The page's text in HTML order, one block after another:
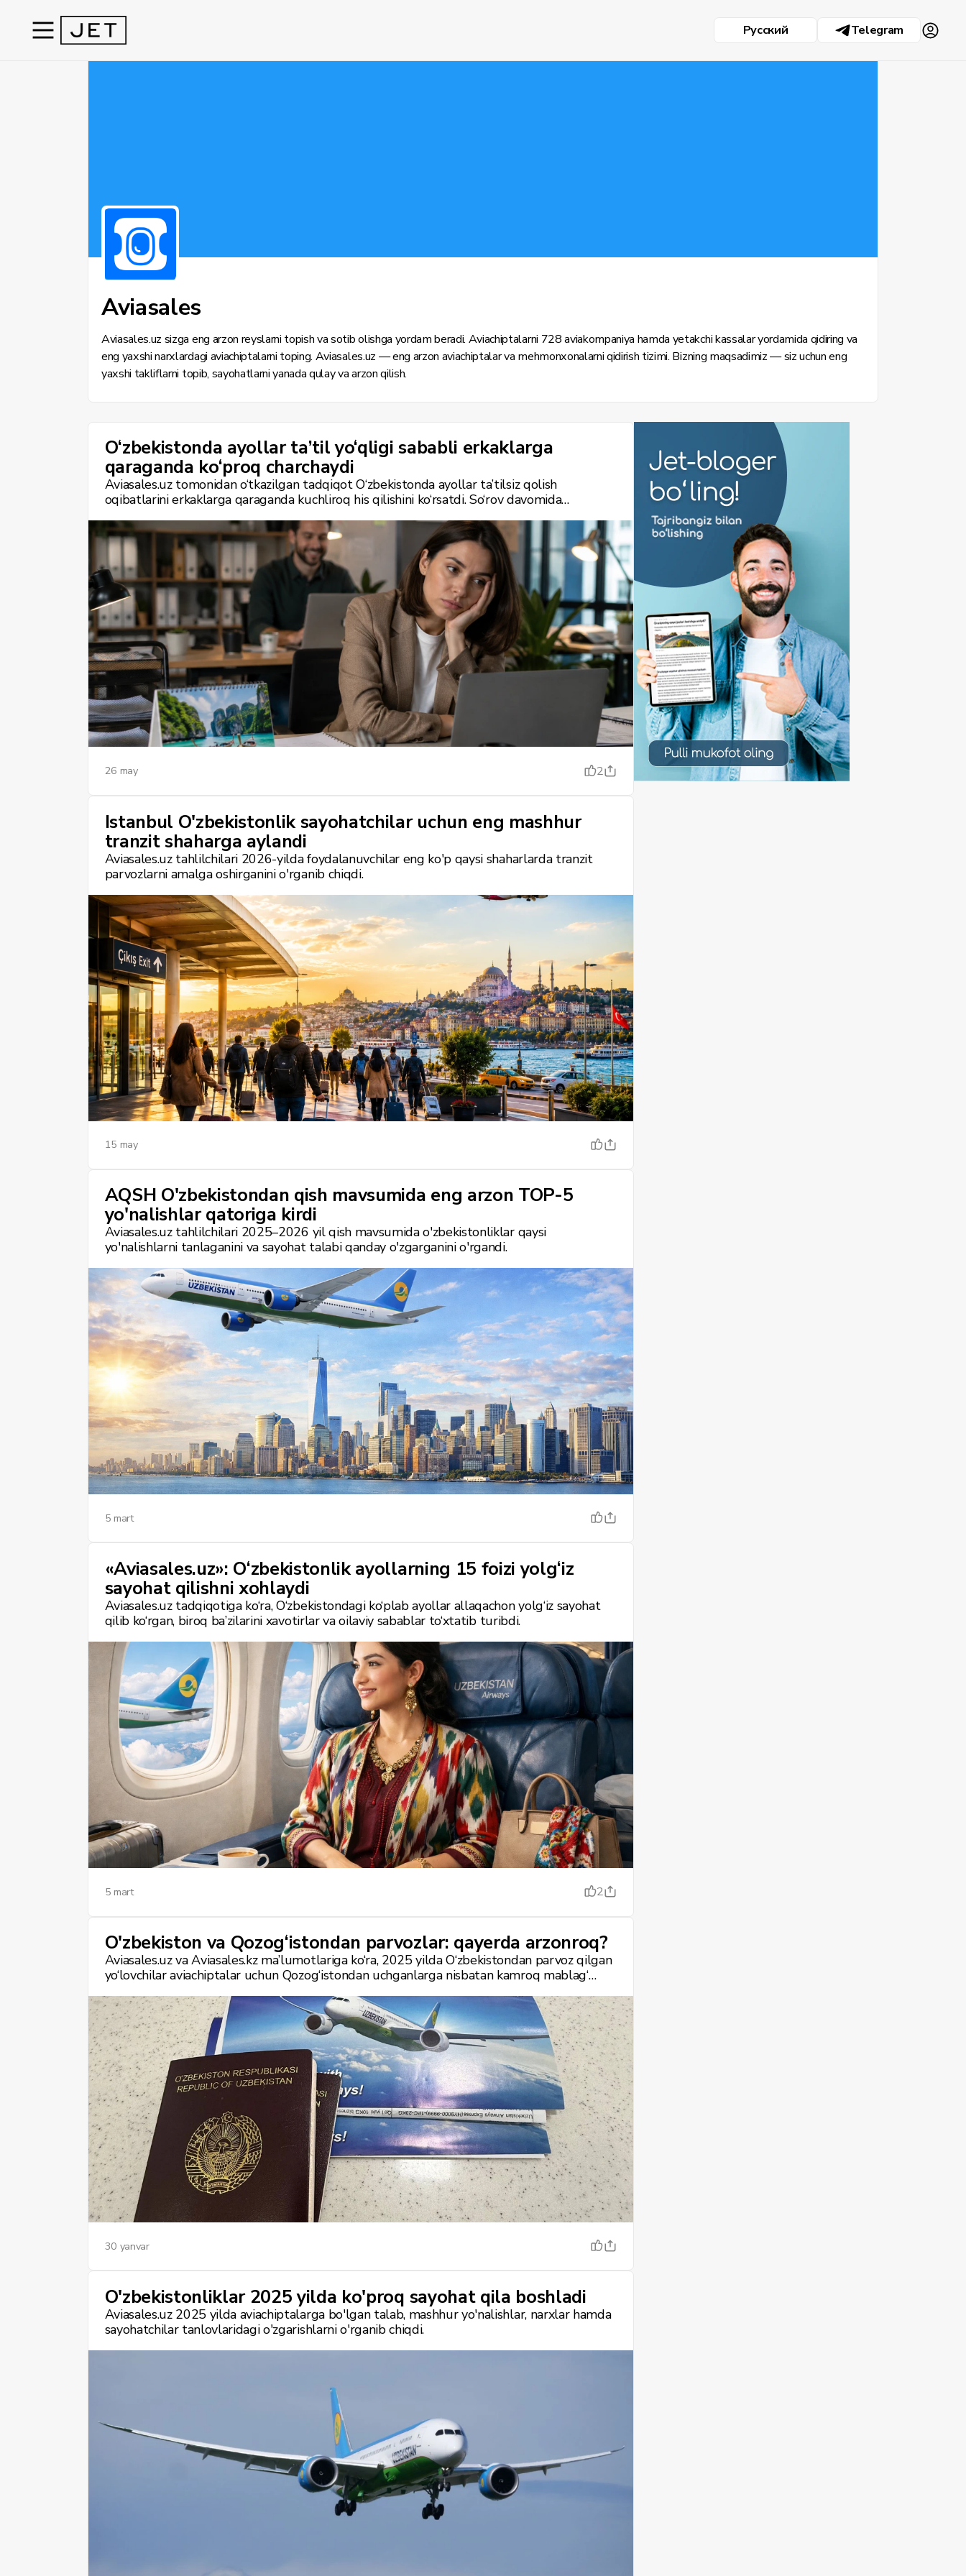
Русский Telegram
Aviasales
Aviasales.uz sizga eng arzon reyslarni topish va sotib olishga yordam beradi. Aviachiptalarni 728 aviakompaniya hamda yetakchi kassalar yordamida qidiring va
eng yaxshi narxlardagi aviachiptalarni toping. Aviasales.uz — eng arzon aviachiptalar va mehmonxonalarni qidirish tizimi. Bizning maqsadimiz — siz uchun eng
yaxshi takliflarni topib, sayohatlarni yanada qulay va arzon qilish.
O‘zbekistonda ayollar ta’til yo‘qligi sababli erkaklarga
qaraganda ko‘proq charchaydi
Aviasales.uz tomonidan o‘tkazilgan tadqiqot O‘zbekistonda ayollar ta’tilsiz qolish
oqibatlarini erkaklarga qaraganda kuchliroq his qilishini ko‘rsatdi. So‘rov davomida
qachon o‘zini charchagan his qilishi haqida so‘ralgan.
26 may 2
Istanbul O'zbekistonlik sayohatchilar uchun eng mashhur
tranzit shaharga aylandi
Aviasales.uz tahlilchilari 2026-yilda foydalanuvchilar eng ko'p qaysi shaharlarda tranzit
parvozlarni amalga oshirganini o'rganib chiqdi.
15 may
AQSH O'zbekistondan qish mavsumida eng arzon TOP-5
yo'nalishlar qatoriga kirdi
Aviasales.uz tahlilchilari 2025–2026 yil qish mavsumida o'zbekistonliklar qaysi
yo'nalishlarni tanlaganini va sayohat talabi qanday o'zgarganini o'rgandi.
5 mart
«Aviasales.uz»: O‘zbekistonlik ayollarning 15 foizi yolg‘iz
sayohat qilishni xohlaydi
Aviasales.uz tadqiqotiga ko‘ra, O‘zbekistondagi ko‘plab ayollar allaqachon yolg‘iz sayohat
qilib ko‘rgan, biroq ba’zilarini xavotirlar va oilaviy sabablar to‘xtatib turibdi.
5 mart 2
O'zbekiston va Qozog‘istondan parvozlar: qayerda arzonroq?
Aviasales.uz va Aviasales.kz ma’lumotlariga ko‘ra, 2025 yilda O‘zbekistondan parvoz qilgan
yo‘lovchilar aviachiptalar uchun Qozog‘istondan uchganlarga nisbatan kamroq mablag‘
30 yanvar
O'zbekistonliklar 2025 yilda ko'proq sayohat qila boshladi
Aviasales.uz 2025 yilda aviachiptalarga bo'lgan talab, mashhur yo'nalishlar, narxlar hamda
sayohatchilar tanlovlaridagi o'zgarishlarni o'rganib chiqdi.